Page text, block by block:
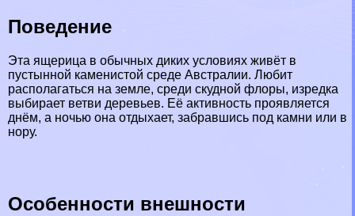
Поведение
Эта ящерица в обычных диких условиях живёт в
пустынной каменистой среде Австралии. Любит
располагаться на земле, среди скудной флоры, изредка
выбирает ветви деревьев. Её активность проявляется
днём, а ночью она отдыхает, забравшись под камни или в
нору.
Особенности внешности